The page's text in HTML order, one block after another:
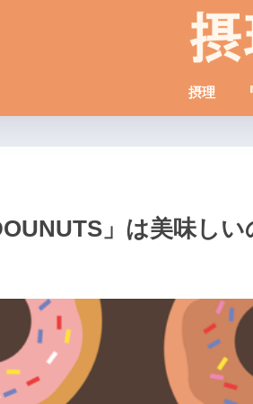
摂理
」は美味しい